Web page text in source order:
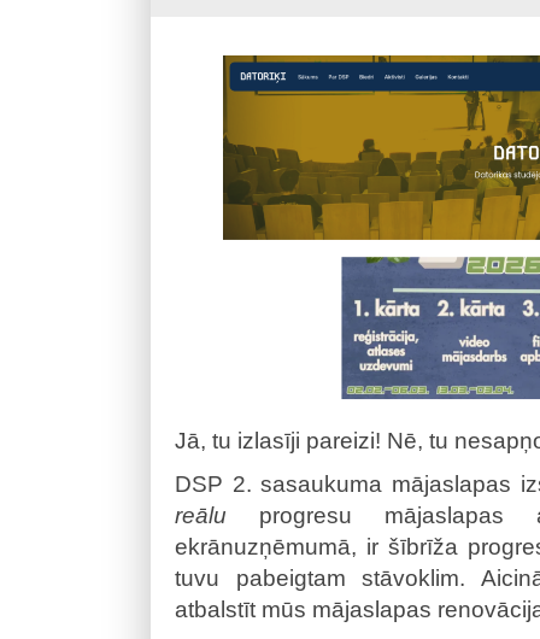
Jā, tu izlasīji pareizi! Nē, tu
DSP 2. sasaukuma mājaslapas
reālu progresu mājaslapas
ekrānuzņēmumā, ir šībrīža
tuvu pabeigtam stāvoklim.
atbalstīt mūs mājaslapas